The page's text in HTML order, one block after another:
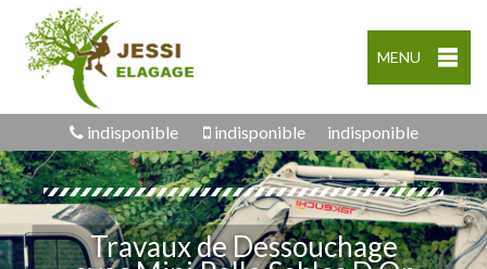
MENU
indisponible indisponible indisponible
Travaux de Dessouchage